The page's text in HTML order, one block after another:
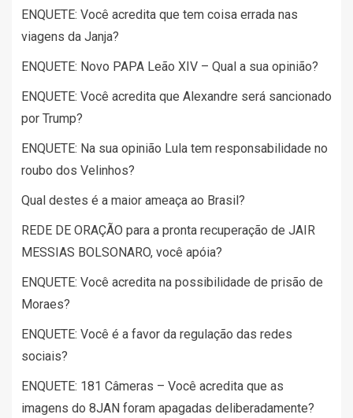
ENQUETE: Você acredita que tem coisa errada nas
viagens da Janja?
ENQUETE: Novo PAPA Leão XIV – Qual a sua opinião?
ENQUETE: Você acredita que Alexandre será sancionado
por Trump?
ENQUETE: Na sua opinião Lula tem responsabilidade no
roubo dos Velinhos?
Qual destes é a maior ameaça ao Brasil?
REDE DE ORAÇÃO para a pronta recuperação de JAIR
MESSIAS BOLSONARO, você apóia?
ENQUETE: Você acredita na possibilidade de prisão de
Moraes?
ENQUETE: Você é a favor da regulação das redes
sociais?
ENQUETE: 181 Câmeras – Você acredita que as
imagens do 8JAN foram apagadas deliberadamente?